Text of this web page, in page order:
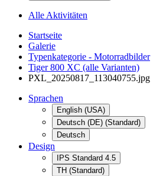
Alle Aktivitäten
Startseite
Galerie
Typenkategorie - Motorradbilder
Tiger 800 XC (alle Varianten)
PXL_20250817_113040755.jpg
Sprachen
English (USA)
Deutsch (DE) (Standard)
Deutsch
Design
IPS Standard 4.5
TH (Standard)